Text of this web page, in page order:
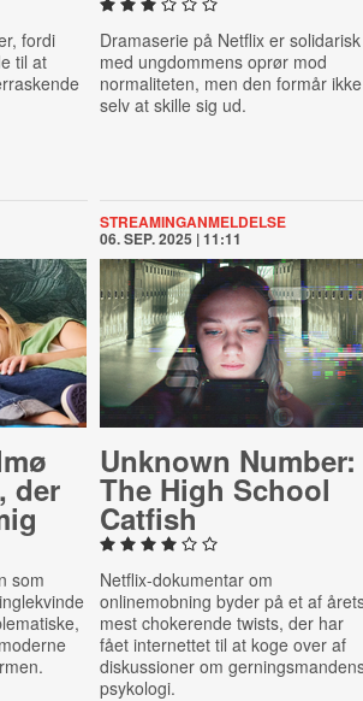
fordi
til at
Dramaserie på Netflix er solidarisk
med ungdommens oprør mod
normaliteten, men den formår ikke
selv at skille sig ud.
der
som
STREAMINGANMELDELSE
06. SEP. 2025 | 11:11
Unknown Number:
The High School
Catfish
Netflix-dokumentar om
onlinemobning byder på et af
mest chokerende twists, der har
fået internettet til at koge over af
diskussioner om
psykologi.